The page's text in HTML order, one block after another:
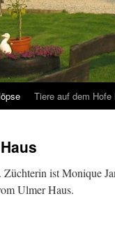
Tiere auf dem Hofe
ist Monique
Ulmer Haus.